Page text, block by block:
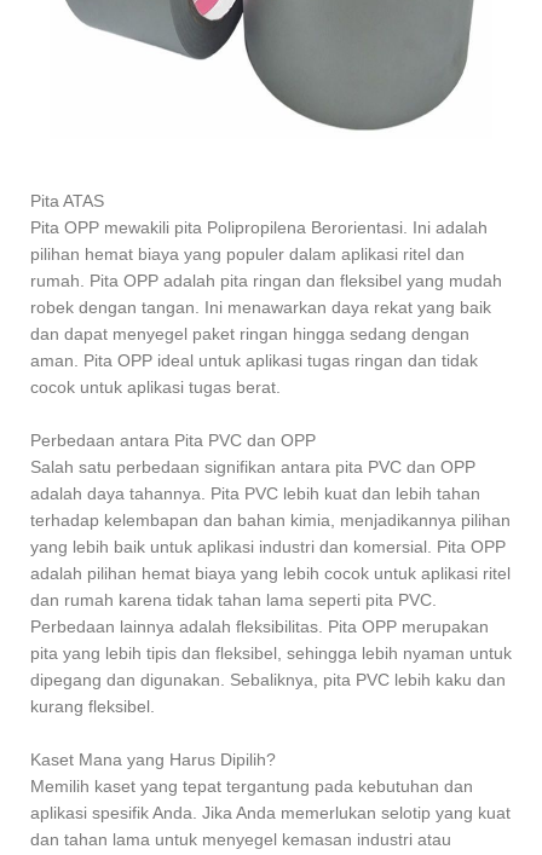
Pita ATAS
Pita OPP mewakili pita Polipropilena Berorientasi. Ini adalah
pilihan hemat biaya yang populer dalam aplikasi ritel dan
rumah. Pita OPP adalah pita ringan dan fleksibel yang mudah
robek dengan tangan. Ini menawarkan daya rekat yang baik
dan dapat menyegel paket ringan hingga sedang dengan
aman. Pita OPP ideal untuk aplikasi tugas ringan dan tidak
cocok untuk aplikasi tugas berat.
Perbedaan antara Pita PVC dan OPP
Salah satu perbedaan signifikan antara pita PVC dan OPP
adalah daya tahannya. Pita PVC lebih kuat dan lebih tahan
terhadap kelembapan dan bahan kimia, menjadikannya pilihan
yang lebih baik untuk aplikasi industri dan komersial. Pita OPP
adalah pilihan hemat biaya yang lebih cocok untuk aplikasi ritel
dan rumah karena tidak tahan lama seperti pita PVC.
Perbedaan lainnya adalah fleksibilitas. Pita OPP merupakan
pita yang lebih tipis dan fleksibel, sehingga lebih nyaman untuk
dipegang dan digunakan. Sebaliknya, pita PVC lebih kaku dan
kurang fleksibel.
Kaset Mana yang Harus Dipilih?
Memilih kaset yang tepat tergantung pada kebutuhan dan
aplikasi spesifik Anda. Jika Anda memerlukan selotip yang kuat
dan tahan lama untuk menyegel kemasan industri atau